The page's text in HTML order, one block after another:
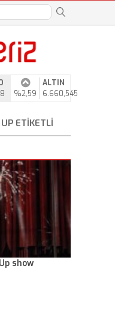
%2,59
ALTIN
6.660,545
ETIKETLI
show